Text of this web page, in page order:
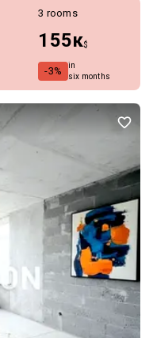
3 rooms
155к$
-3%
in
six months